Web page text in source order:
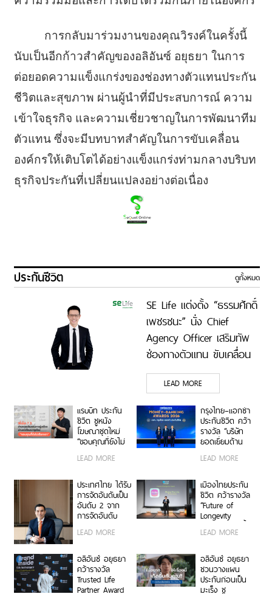
การกลับมาร่วมงานของคุณวิรงค์ในครั้งนี้
นับเป็นอีกก้าวสำคัญของอลิอันซ์ อยุธยา ในการ
ต่อยอดความแข็งแกร่งของช่องทางตัวแทนประกัน
ชีวิตและสุขภาพ ผ่านผู้นำที่มีประสบการณ์ ความ
เข้าใจธุรกิจ และความเชี่ยวชาญในการพัฒนาทีม
ตัวแทน ซึ่งจะมีบทบาทสำคัญในการขับเคลื่อน
องค์กรให้เติบโตได้อย่างแข็งแกร่งท่ามกลางบริบท
ธุรกิจประกันที่เปลี่ยนแปลงอย่างต่อเนื่อง
ประกันชีวิต ดูทั้งหมด
SE Life แต่งตั้ง “ธรรมศักดิ์
เพชรชนะ” นั่ง Chief
Agency Officer เสริมทัพ
ช่องทางตัวแทน ขับเคลื่อน
การเติบโตอย่างยั่งยืน
LEAD MORE
แรบบิท ประกัน
ชีวิต ชูหนัง
โฆษณาชุดใหม่
“ขอบคุณที่ยังไม่
LEAD MORE
กรุงไทย–แอกซ่า
ประกันชีวิต คว้า
รางวัล “บริษัท
ยอดเยี่ยมด้าน
จากงาน Money
Awards 2026
ตอกย้ำผู้นำด้าน
ประกันสุขภาพ
LEAD MORE
ประเทศไทย ได้รับ
การจัดอันดับเป็น
อันดับ 2 จาก
การจัดอันดับ
ประเทศไทย
LEAD MORE
เมืองไทยประกัน
ชีวิต คว้ารางวัล
“Future of
Longevity
Award” ตอกย้ำ
วิสัยทัศน์การ
ชีวิตที่ยืนยาว
อย่างยั่งยืน เพื่อ
คนไทยทุกช่วงวัย
LEAD MORE
อลิอันซ์ อยุธยา
คว้ารางวัล
Trusted Life
Partner Award
อลิอันซ์ อยุธยา
ชวนวางแผน
ประกันก่อนเป็น
มะเร็ง ชู